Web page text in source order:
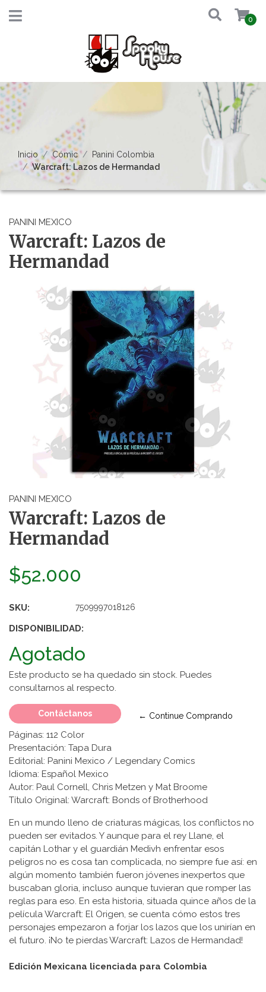
0
Inicio Cómic
Panini Colombia
Warcraft: Lazos de Hermandad
PANINI MEXICO
Warcraft: Lazos de
Hermandad
PANINI MEXICO
Warcraft: Lazos de
Hermandad
$52.000
SKU: 7509997018126
DISPONIBILIDAD:
Agotado
Este producto se ha quedado sin stock. Puedes
consultarnos al respecto.
Contáctanos ← Continue Comprando
Páginas: 112 Color
Presentación: Tapa Dura
Editorial: Panini Mexico / Legendary Comics
Idioma: Español Mexico
Autor: Paul Cornell, Chris Metzen y Mat Broome
Título Original: Warcraft: Bonds of Brotherhood
En un mundo lleno de criaturas mágicas, los conflictos no
pueden ser evitados. Y aunque para el rey Llane, el
capitán Lothar y el guardián Medivh enfrentar esos
peligros no es cosa tan complicada, no siempre fue así: en
algún momento también fueron jóvenes inexpertos que
buscaban gloria, incluso aunque tuvieran que romper las
reglas para eso. En esta historia, situada quince años de la
película Warcraft: El Origen, se cuenta cómo estos tres
personajes empezaron a forjar los lazos que los unirían en
el futuro. ¡No te pierdas Warcraft: Lazos de Hermandad!
Edición Mexicana licenciada para Colombia